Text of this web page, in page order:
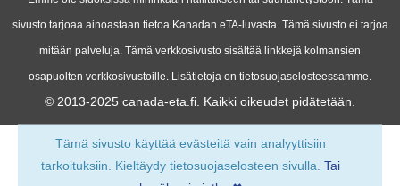
sivusto tarjoaa ainoastaan tietoa Kanadan eTA-luvasta. Tämä sivusto ei tarjoa
mitään palveluja. Tämä verkkosivusto sisältää linkkejä kolmansien
osapuolten verkkosivustoille. Lisätietoja on tietosuojaselosteessamme.
© 2013-2025 canada-eta.fi. Kaikki oikeudet pidätetään.
Tämä sivusto käyttää evästeitä vain analyyttisiin
tarkoituksiin. Kieltäydy tietosuojaselosteen sivulla. Tai